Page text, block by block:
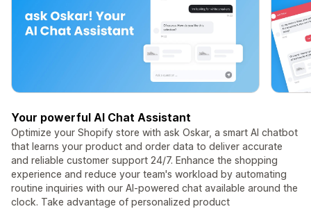
Your powerful AI Chat Assistant
Optimize your Shopify store with ask Oskar, a smart AI chatbot
that learns your product and order data to deliver accurate
and reliable customer support 24/7. Enhance the shopping
experience and reduce your team's workload by automating
routine inquiries with our AI-powered chat available around the
clock. Take advantage of personalized product